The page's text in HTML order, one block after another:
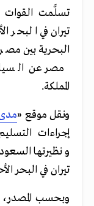
تسلَّمت القوات
تيران في البحر
البحرية بين
مصر عن
المملكة.
ونقل موقع «
إجراءات
ونظيرتها
تيران في البحر
وبحسب المصدر،